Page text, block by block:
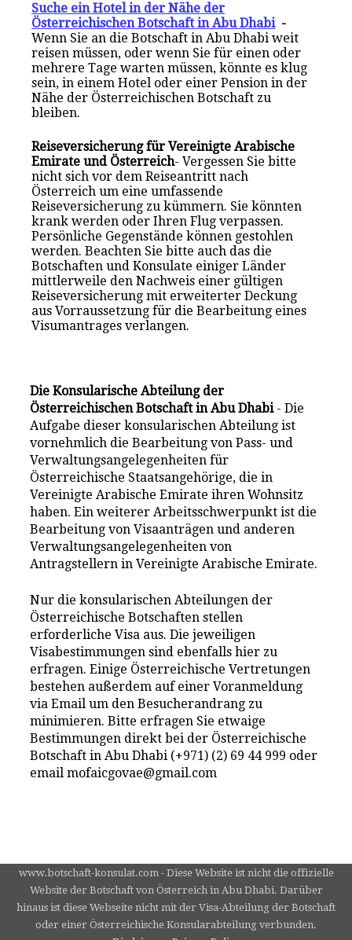
Suche ein Hotel in der Nähe der
Österreichischen Botschaft in Abu Dhabi -
Wenn Sie an die Botschaft in Abu Dhabi weit
reisen müssen, oder wenn Sie für einen oder
mehrere Tage warten müssen, könnte es klug
sein, in einem Hotel oder einer Pension in der
Nähe der Österreichischen Botschaft zu
bleiben.
Reiseversicherung für Vereinigte Arabische
Emirate und Österreich- Vergessen Sie bitte
nicht sich vor dem Reiseantritt nach
Österreich um eine umfassende
Reiseversicherung zu kümmern. Sie könnten
krank werden oder Ihren Flug verpassen.
Persönliche Gegenstände können gestohlen
werden. Beachten Sie bitte auch das die
Botschaften und Konsulate einiger Länder
mittlerweile den Nachweis einer gültigen
Reiseversicherung mit erweiterter Deckung
aus Vorraussetzung für die Bearbeitung eines
Visumantrages verlangen.
Die Konsularische Abteilung der
Österreichischen Botschaft in Abu Dhabi- Die
Aufgabe dieser konsularischen Abteilung ist
vornehmlich die Bearbeitung von Pass- und
Verwaltungsangelegenheiten für
Österreichische Staatsangehörige, die in
Vereinigte Arabische Emirate ihren Wohnsitz
haben. Ein weiterer Arbeitsschwerpunkt ist die
Bearbeitung von Visaanträgen und anderen
Verwaltungsangelegenheiten von
Antragstellern in Vereinigte Arabische Emirate.
Nur die konsularischen Abteilungen der
Österreichische Botschaften stellen
erforderliche Visa aus. Die jeweiligen
Visabestimmungen sind ebenfalls hier zu
erfragen. Einige Österreichische Vertretungen
bestehen außerdem auf einer Voranmeldung
via Email um den Besucherandrang zu
minimieren. Bitte erfragen Sie etwaige
Bestimmungen direkt bei der Österreichische
Botschaft in Abu Dhabi (+971) (2) 69 44 999 oder
email mofaicgovae@gmail.com
www.botschaft-konsulat.com - Diese Website ist nicht die offizielle
Website der Botschaft von Österreich in Abu Dhabi. Darüber
hinaus ist diese Webseite nicht mit der Visa-Abteilung der Botschaft
oder einer Österreichische Konsularabteilung verbunden.